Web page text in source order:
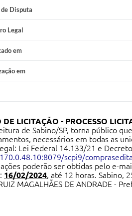
Disputa
Legal
em
em
DE LICITAÇÃO - PROCESSO
de Sabino/SP, torna público
necessários em todas as
Lei Federal 14.133/21 e
scpi9/
poderão ser obtidas pelo e-
16/02/2024, até 12 horas. Sabino,
MAGALHÃES DE ANDRADE -